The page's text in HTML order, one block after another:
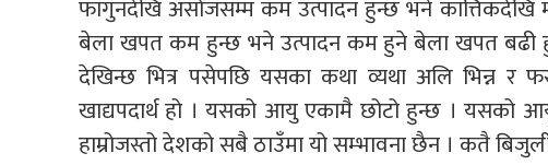
फागुनदेखि असोजसम्म कम उत्पादन हुन्छ भने कात्तिकदेखि
बेला खपत कम हुन्छ भने उत्पादन कम हुने बेला खपत बढी हुन्छ
देखिन्छ भित्र पसेपछि यसका कथा व्यथा अलि भिन्न
खाद्यपदार्थ हो । यसको आयु एकामै छोटो हुन्छ । यसको
हाम्रोजस्तो देशको सबै ठाउँमा यो सम्भावना छैन । कतै